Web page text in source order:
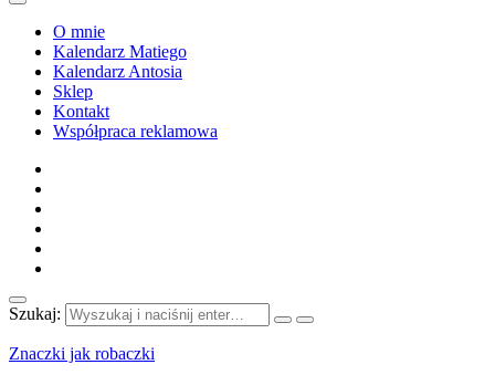
O mnie
Kalendarz Matiego
Kalendarz Antosia
Sklep
Kontakt
Współpraca reklamowa
Szukaj:
Znaczki jak robaczki